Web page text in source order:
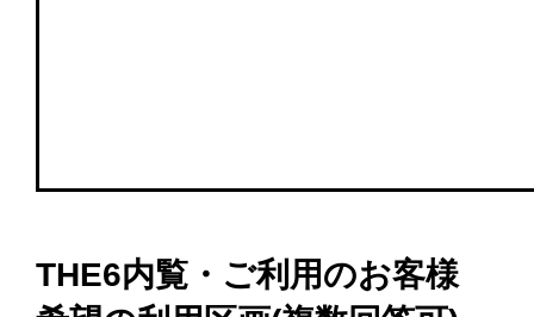
THE6内覧・ご利用のお客様